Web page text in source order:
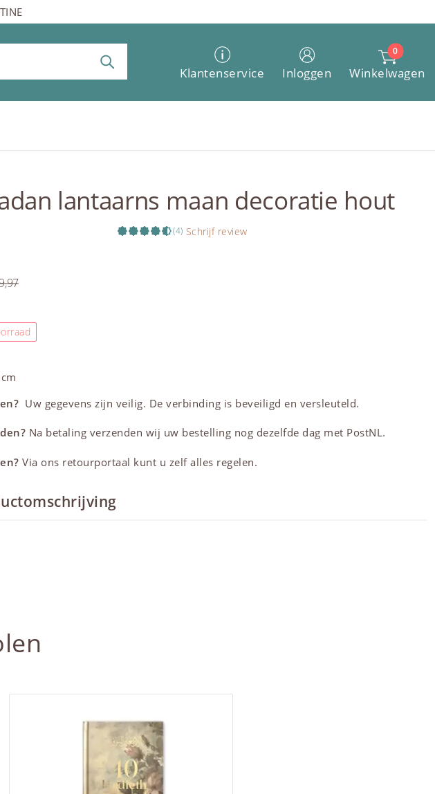
Klantenservice Inloggen
0
Winkelwagen
lantaarns maan decoratie hout
(4) Schrijf review
Uw gegevens zijn veilig. De verbinding is beveiligd en versleuteld.
Na betaling verzenden wij uw bestelling nog dezelfde dag met PostNL.
Via ons retourportaal kunt u zelf alles regelen.